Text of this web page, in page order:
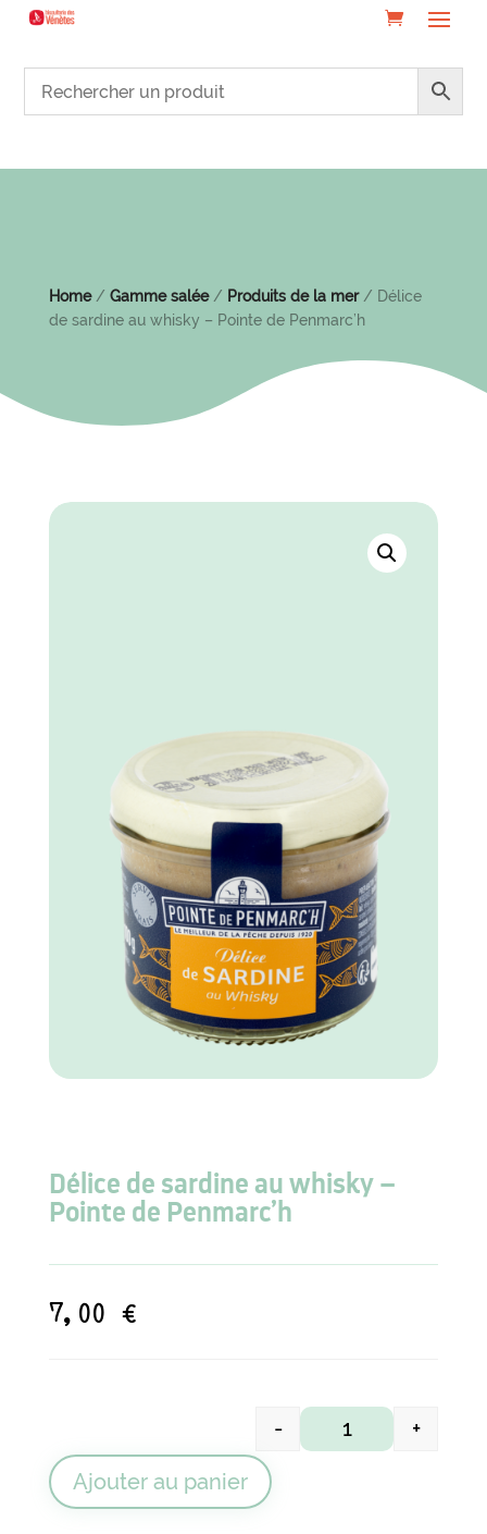
Home/ Gamme salée/ Produits de la mer/ Délice
de sardine au whisky – Pointe de Penmarc’h
Délice de sardine au whisky –
Pointe de Penmarc’h
7,00 €
quantité de Délice
- +
Ajouter au panier